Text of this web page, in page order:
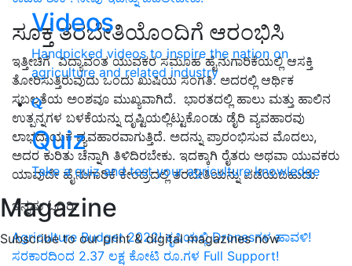
Videos
Handpicked videos to inspire the nation on
agriculture and related industry
Quiz
Take a quiz and test your agriculture knowledge
Magazine
Subscribe to our print & digital magazines now
ಸೂಕ್ತ ತರಬೇತಿಯೊಂದಿಗೆ ಆರಂಭಿಸಿ
ಇತ್ತೀಚಿಗೆವಿದ್ಯಾವಂತ ಯುವಕರಸಮೂಹಹೈನುಗಾರಿಕೆಯಲ್ಲಿ ಆಸಕ್ತಿ
ತೋರಿಸುತ್ತಿರುವುದುಒಂದು ಖುಷಿಯ ಸಂಗತಿ. ಅದರಲ್ಲಿ ಆರ್ಥಿಕ
ಸಬಲತೆಯ ಅಂಶವೂ ಮುಖ್ಯವಾಗಿದೆ. ಭಾರತದಲ್ಲಿ ಹಾಲು ಮತ್ತು ಹಾಲಿನ
ಉತ್ಪನ್ನಗಳ ಬಳಕೆಯನ್ನು ದೃಷ್ಟಿಯಲ್ಲಿಟ್ಟುಕೊಂಡು ಡೈರಿ ವ್ಯವಹಾರವು
ಲಾಭದಾಯಕ ವ್ಯವಹಾರವಾಗುತ್ತಿದೆ. ಅದನ್ನು ಪ್ರಾರಂಭಿಸುವ ಮೊದಲು,
ಅದರ ಕುರಿತು ಚೆನ್ನಾಗಿ ತಿಳಿದಿರಬೇಕು. ಇದಕ್ಕಾಗಿ ರೈತರು ಅಥವಾ ಯುವಕರು
ಯಾವುದೇ ಹೈನುಗಾರಿಕೆ ಕೇಂದ್ರದಲ್ಲಿ ತರಬೇತಿಯನ್ನುಪಡೆಯಬಹುದು.
ಇನ್ನಷು ಓದಿರಿ:
Agriculture Budget 2022! ಕೃಷಿಯಲ್ಲಿ Dronesಗಳ ಹಾವಳಿ!
ಸರಕಾರದಿಂದ 2.37 ಲಕ್ಷ ಕೋಟಿ ರೂ.ಗಳ Full Support!